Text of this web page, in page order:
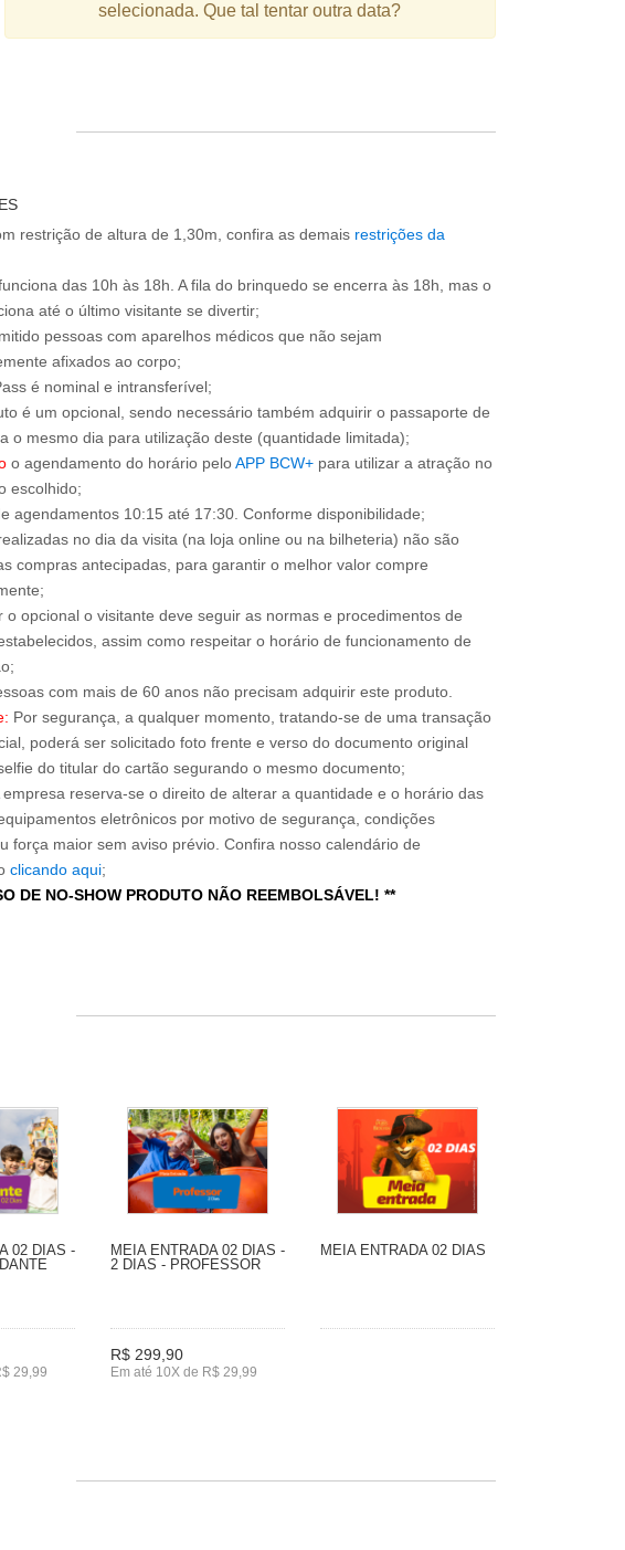
30 31
selecionada. Que tal tentar outra data?
restrição de altura de 1,30m, confira as demais restrições da
das 10h às 18h. A fila do brinquedo se encerra às 18h, mas o
até o último visitante se divertir;
pessoas com aparelhos médicos que não sejam
afixados ao corpo;
é nominal e intransferível;
é um opcional, sendo necessário também adquirir o passaporte de
o mesmo dia para utilização deste (quantidade limitada);
o agendamento do horário peloAPP BCW+ para utilizar a atração no
escolhido;
agendamentos 10:15 até 17:30. Conforme disponibilidade;
no dia da visita (na loja online ou na bilheteria) não são
compras antecipadas, para garantir o melhor valor compre
o opcional o visitante deve seguir as normas e procedimentos de
assim como respeitar o horário de funcionamento de
com mais de 60 anos não precisam adquirir este produto.
Por segurança, a qualquer momento, tratando-se de uma transação
poderá ser solicitado foto frente e verso do documento original
do titular do cartão segurando o mesmo documento;
empresa reserva-se o direito de alterar a quantidade e o horário das
eletrônicos por motivo de segurança, condições
força maior sem aviso prévio. Confira nosso calendário de
clicando aqui;
DE NO-SHOW PRODUTO NÃO REEMBOLSÁVEL! **
02 DIAS -
29,99
MEIA ENTRADA 02 DIAS -
2 DIAS - PROFESSOR
R$ 299,90
Em até 10X de R$ 29,99
MEIA ENTRADA 02 DIAS